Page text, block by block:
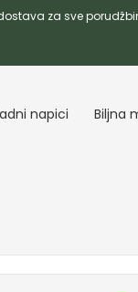
za sve
napici Biljna